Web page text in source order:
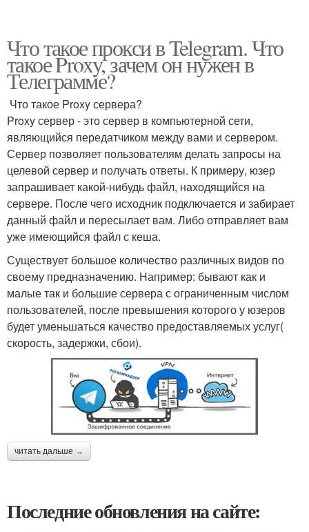
Что такое прокси в Telegram. Что
такое Proxy, зачем он нужен в
Телеграмме?
Что такое Proxy сервера?
Proxy сервер - это сервер в компьютерной сети,
являющийся передатчиком между вами и сервером.
Сервер позволяет пользователям делать запросы на
целевой сервер и получать ответы. К примеру, юзер
запрашивает какой-нибудь файл, находящийся на
сервере. После чего исходник подключается и забирает
данный файл и пересылает вам. Либо отправляет вам
уже имеющийся файл с кеша.
Существует большое количество различных видов по
своему предназначению. Например: бывают как и
малые так и большие сервера с ограниченным числом
пользователей, после превышения которого у юзеров
будет уменьшаться качество предоставляемых услуг(
скорость, задержки, сбои).
читать дальше →
Последние обновления на сайте: